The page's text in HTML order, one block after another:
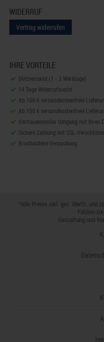
WIDERRUF
Vertrag widerrufen
IHRE VORTEILE
Blitzversand (1 - 3 Werktage)
14 Tage Widerrufsrecht
Ab 100 € versandkostenfreie
Ab 150 € versandkostenfreie
Vertrauensvoller Umgang mit Ihren
Sichere Zahlung mit SSL-
Bruchsichere Verpackung
*Alle Preise inkl. ges. MwSt. und
Falzlos-
Gestaltung und